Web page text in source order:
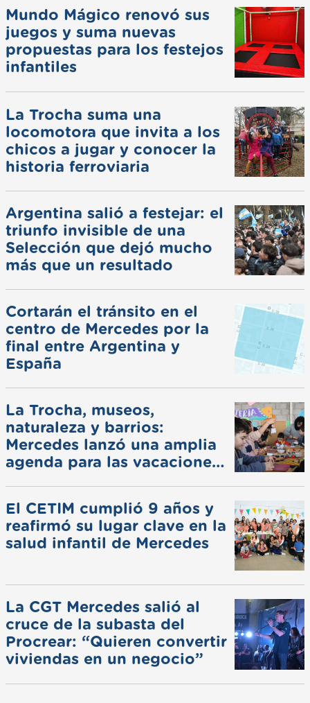
Mundo Mágico renovó sus
juegos y suma nuevas
propuestas para los festejos
infantiles
La Trocha suma una
locomotora que invita a los
chicos a jugar y conocer la
historia ferroviaria
Argentina salió a festejar: el
triunfo invisible de una
Selección que dejó mucho
más que un resultado
Cortarán el tránsito en el
centro de Mercedes por la
final entre Argentina y
España
La Trocha, museos,
naturaleza y barrios:
Mercedes lanzó una amplia
agenda para las vacaciones
El CETIM cumplió 9 años y
reafirmó su lugar clave en la
salud infantil de Mercedes
La CGT Mercedes salió al
cruce de la subasta del
Procrear: “Quieren convertir
viviendas en un negocio”